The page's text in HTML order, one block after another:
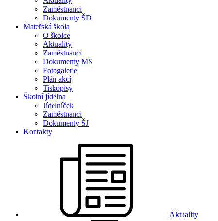
Zaměstnanci
Dokumenty ŠD
Mateřská škola
O školce
Aktuality
Zaměstnanci
Dokumenty MŠ
Fotogalerie
Plán akcí
Tiskopisy
Školní jídelna
Jídelníček
Zaměstnanci
Dokumenty ŠJ
Kontakty
Aktuality